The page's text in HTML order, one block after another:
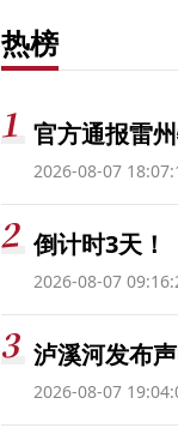
热榜
官方通报雷
2026-08-07
倒计时3天！
2026-08-07
泸溪河发布
2026-08-07